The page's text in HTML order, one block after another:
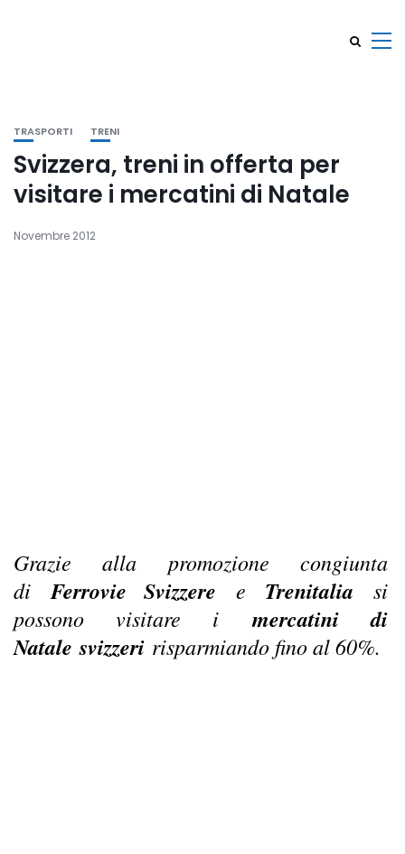
TRASPORTI TRENI
Svizzera, treni in offerta per
visitare i mercatini di Natale
Novembre 2012
Grazie alla promozione congiunta
di Ferrovie Svizzere e Trenitalia si
possono visitare i mercatini di
Natale svizzeri risparmiando fino al 60%.